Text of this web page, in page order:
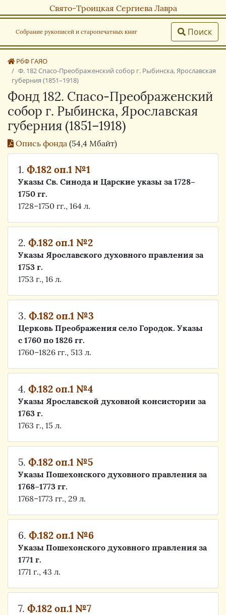
Свято-Троицкая Сергиева Лавра
Собрание рукописей и старопечатных книг Поиск
РбФ ГАЯО
Ф. 182 Спасо-Преображенский собор г. Рыбинска, Ярославская
губерния (1851–1918)
Фонд 182. Спасо-Преображенский
собор г. Рыбинска, Ярославская
губерния (1851–1918)
Опись фонда (54,4 Мбайт)
1. Ф.182 оп.1 №1
Указы Св. Синода и Царские указы за 1728–
1750 гг.
1728–1750 гг., 164 л.
2. Ф.182 оп.1 №2
Указы Ярославского духовного правления за
1753 г.
1753 г., 16 л.
3. Ф.182 оп.1 №3
Церковь Преображения село Городок. Указы
с 1760 по 1826 гг.
1760–1826 гг., 513 л.
4. Ф.182 оп.1 №4
Указы Ярославской духовной консистории за
1763 г.
1763 г., 15 л.
5. Ф.182 оп.1 №5
Указы Пошехонского духовного правления за
1768–1773 гг.
1768–1773 гг., 29 л.
6. Ф.182 оп.1 №6
Указы Пошехонского духовного правления за
1771 г.
1771 г., 43 л.
7. Ф.182 оп.1 №7